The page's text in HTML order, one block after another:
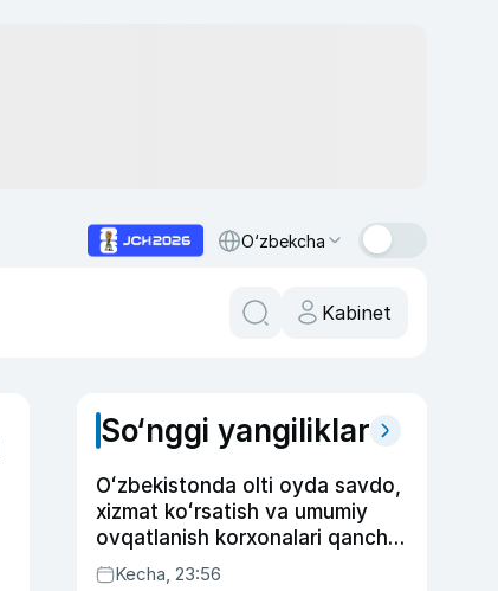
O‘zbekcha
Kabinet
So‘nggi yangiliklar
Oʻzbekistonda olti oyda savdo,
xizmat koʻrsatish va umumiy
ovqatlanish korxonalari qancha
soliq toʻlagani ochiqlandi
Kecha, 23:56